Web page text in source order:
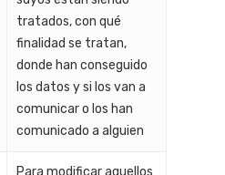
tratados, con qué
finalidad se tratan,
donde han conseguido
los datos y si los van a
comunicar o los han
comunicado a alguien
Para modificar aquellos